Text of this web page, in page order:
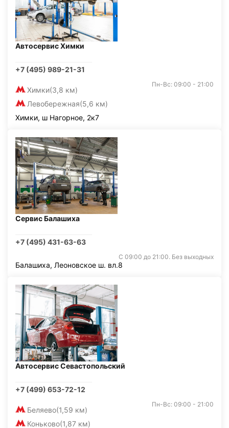
Автосервис Химки
+7 (495) 989-21-31
Химки(3,8 км)
Левобережная(5,6 км)
Пн-Вс: 09:00 - 21:00
Химки, ш Нагорное, 2к7
Сервис Балашиха
+7 (495) 431-63-63
С 09:00 до 21:00. Без выходных
Балашиха, Леоновское ш. вл.8
Автосервис Севастопольский
+7 (499) 653-72-12
Беляево(1,59 км)
Коньково(1,87 км)
Пн-Вс: 09:00 - 21:00